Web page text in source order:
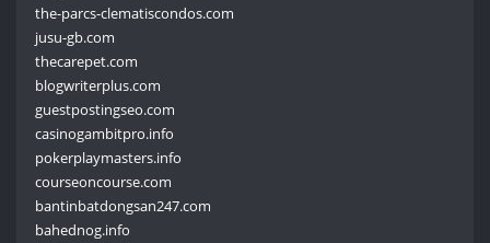
the-parcs-clematiscondos.com
jusu-gb.com
thecarepet.com
blogwriterplus.com
guestpostingseo.com
casinogambitpro.info
pokerplaymasters.info
courseoncourse.com
bantinbatdongsan247.com
bahednog.info